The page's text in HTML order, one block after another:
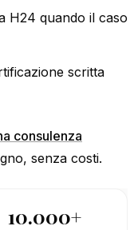
H24 quando il caso
scritta
consulenza
senza costi.
10.000+